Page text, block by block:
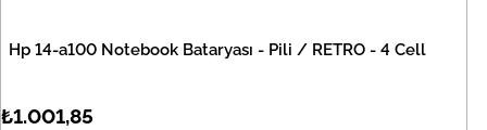
Hp 14-a100 Notebook Bataryası - Pili / RETRO - 4 Cell
₺1.001,85